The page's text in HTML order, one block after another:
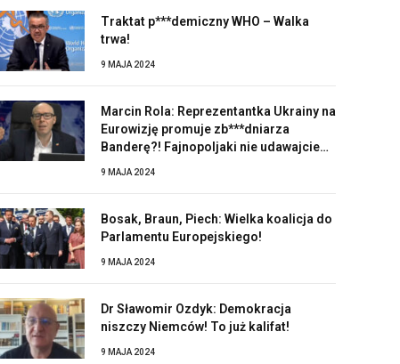
Traktat p***demiczny WHO – Walka
trwa!
9 MAJA 2024
Marcin Rola: Reprezentantka Ukrainy na
Eurowizję promuje zb***dniarza
Banderę?! Fajnopoljaki nie udawajcie
9 MAJA 2024
Bosak, Braun, Piech: Wielka koalicja do
Parlamentu Europejskiego!
9 MAJA 2024
Dr Sławomir Ozdyk: Demokracja
niszczy Niemców! To już kalifat!
9 MAJA 2024